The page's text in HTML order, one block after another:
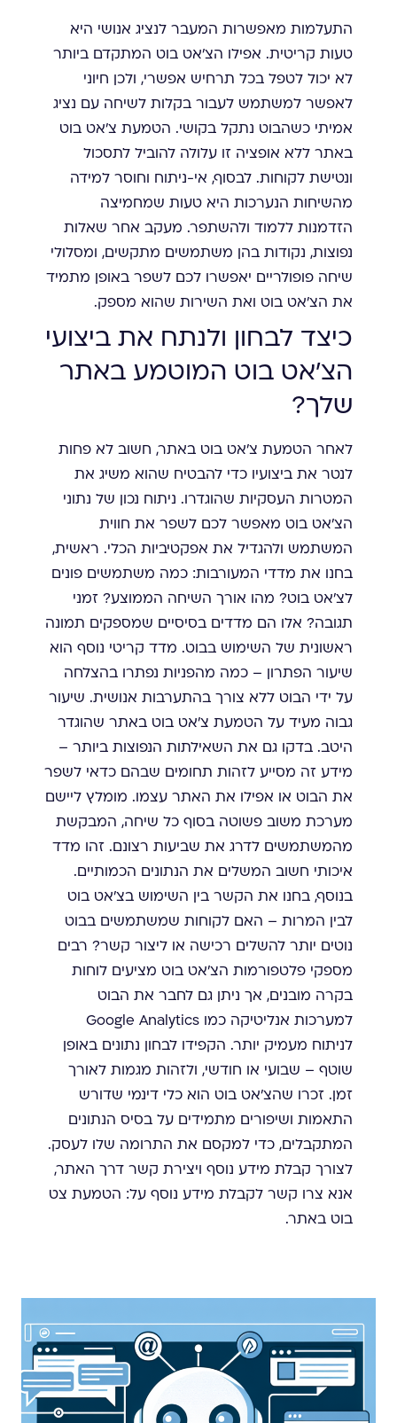
התעלמות מאפשרות המעבר לנציג אנושי היא
טעות קריטית. אפילו הצ'אט בוט המתקדם ביותר
לא יכול לטפל בכל תרחיש אפשרי, ולכן חיוני
לאפשר למשתמש לעבור בקלות לשיחה עם נציג
אמיתי כשהבוט נתקל בקושי. הטמעת צ'אט בוט
באתר ללא אופציה זו עלולה להוביל לתסכול
ונטישת לקוחות. לבסוף, אי-ניתוח וחוסר למידה
מהשיחות הנערכות היא טעות שמחמיצה
הזדמנות ללמוד ולהשתפר. מעקב אחר שאלות
נפוצות, נקודות בהן משתמשים מתקשים, ומסלולי
שיחה פופולריים יאפשרו לכם לשפר באופן מתמיד
את הצ'אט בוט ואת השירות שהוא מספק.
כיצד לבחון ולנתח את ביצועי
הצ'אט בוט המוטמע באתר
שלך?
לאחר הטמעת צ'אט בוט באתר, חשוב לא פחות
לנטר את ביצועיו כדי להבטיח שהוא משיג את
המטרות העסקיות שהוגדרו. ניתוח נכון של נתוני
הצ'אט בוט מאפשר לכם לשפר את חווית
המשתמש ולהגדיל את אפקטיביות הכלי. ראשית,
בחנו את מדדי המעורבות: כמה משתמשים פונים
לצ'אט בוט? מהו אורך השיחה הממוצע? זמני
תגובה? אלו הם מדדים בסיסיים שמספקים תמונה
ראשונית של השימוש בבוט. מדד קריטי נוסף הוא
שיעור הפתרון – כמה מהפניות נפתרו בהצלחה
על ידי הבוט ללא צורך בהתערבות אנושית. שיעור
גבוה מעיד על הטמעת צ'אט בוט באתר שהוגדר
היטב. בדקו גם את השאילתות הנפוצות ביותר –
מידע זה מסייע לזהות תחומים שבהם כדאי לשפר
את הבוט או אפילו את האתר עצמו. מומלץ ליישם
מערכת משוב פשוטה בסוף כל שיחה, המבקשת
מהמשתמשים לדרג את שביעות רצונם. זהו מדד
איכותי חשוב המשלים את הנתונים הכמותיים.
בנוסף, בחנו את הקשר בין השימוש בצ'אט בוט
לבין המרות – האם לקוחות שמשתמשים בבוט
נוטים יותר להשלים רכישה או ליצור קשר? רבים
מספקי פלטפורמות הצ'אט בוט מציעים לוחות
בקרה מובנים, אך ניתן גם לחבר את הבוט
למערכות אנליטיקה כמו Google Analytics
לניתוח מעמיק יותר. הקפידו לבחון נתונים באופן
שוטף – שבועי או חודשי, ולזהות מגמות לאורך
זמן. זכרו שהצ'אט בוט הוא כלי דינמי שדורש
התאמות ושיפורים מתמידים על בסיס הנתונים
המתקבלים, כדי למקסם את התרומה שלו לעסק.
לצורך קבלת מידע נוסף ויצירת קשר דרך האתר,
אנא צרו קשר לקבלת מידע נוסף על: הטמעת צט
בוט באתר.